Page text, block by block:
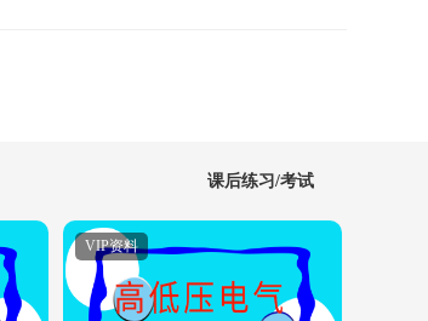
课后练习/考试
VIP资料